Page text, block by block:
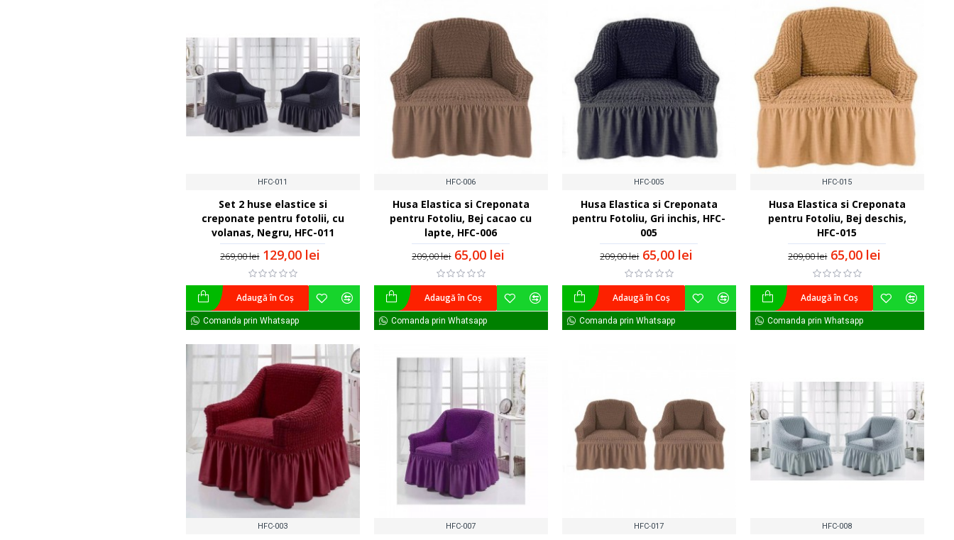
HFC-011
Set 2 huse elastice si
creponate pentru fotolii, cu
volanas, Negru, HFC-011
269,00 lei 129,00 lei
Adaugă în Coş
Comanda prin Whatsapp
HFC-006
Husa Elastica si Creponata
pentru Fotoliu, Bej cacao cu
lapte, HFC-006
209,00 lei 65,00 lei
Adaugă în Coş
Comanda prin Whatsapp
HFC-005
Husa Elastica si Creponata
pentru Fotoliu, Gri inchis, HFC-
005
209,00 lei 65,00 lei
Adaugă în Coş
Comanda prin Whatsapp
HFC-015
Husa Elastica si Creponata
pentru Fotoliu, Bej deschis,
HFC-015
209,00 lei 65,00 lei
Adaugă în Coş
Comanda prin Whatsapp
HFC-003 HFC-007 HFC-017 HFC-008